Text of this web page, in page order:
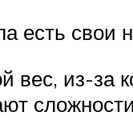
есть свои
вес, из-за